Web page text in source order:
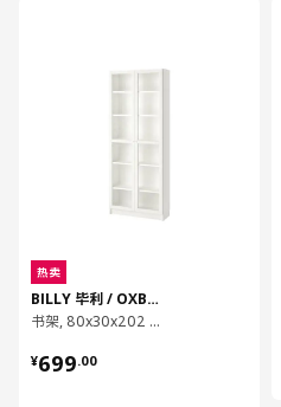
热卖
BILLY 毕利 / OXBERG 奥克伯
书架, 80x30x202 厘米
¥699.00
¥ 699.00